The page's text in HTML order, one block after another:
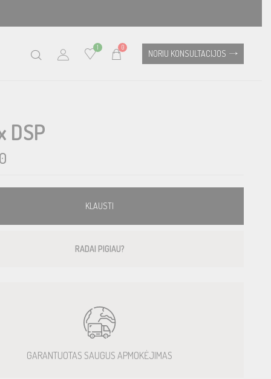
1 0
NORIU KONSULTACIJOS
DSP
KLAUSTI
RADAI PIGIAU?
GARANTUOTAS SAUGUS APMOKĖJIMAS